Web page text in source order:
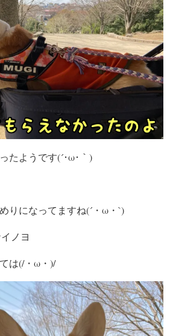
たようです(´･ω･｀)
りになってますね(´・ω・`)
ノヨ
は(/・ω・)/